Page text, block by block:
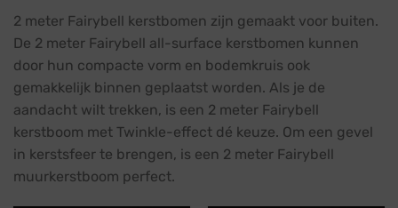
2 meter Fairybell kerstbomen zijn gemaakt voor buiten.
De 2 meter Fairybell all-surface kerstbomen kunnen
door hun compacte vorm en bodemkruis ook
gemakkelijk binnen geplaatst worden. Als je de
aandacht wilt trekken, is een 2 meter Fairybell
kerstboom met Twinkle-effect dé keuze. Om een gevel
in kerstsfeer te brengen, is een 2 meter Fairybell
muurkerstboom perfect.